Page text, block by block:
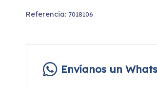
Referencia: 7018106
Envíanos un